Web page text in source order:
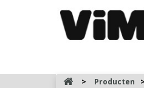
> Producten >